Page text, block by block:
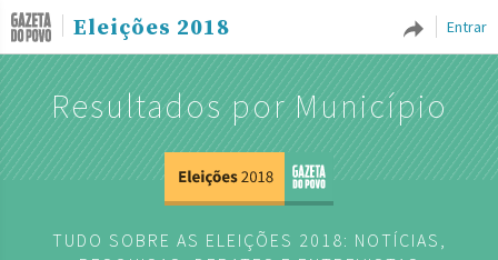
Entrar
Eleições 2018
Resultados por Município
TUDO SOBRE AS ELEIÇÕES 2018: NOTÍCIAS,